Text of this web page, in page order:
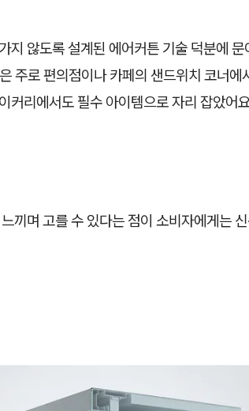
지 않도록 설계된 에어커튼 기술 덕분에
주로 편의점이나 카페의 샌드위치 코너에
커리에서도 필수 아이템으로 자리 잡았어
끼며 고를 수 있다는 점이 소비자에게는